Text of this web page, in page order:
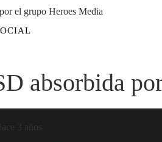
el grupo Heroes Media
absorbida